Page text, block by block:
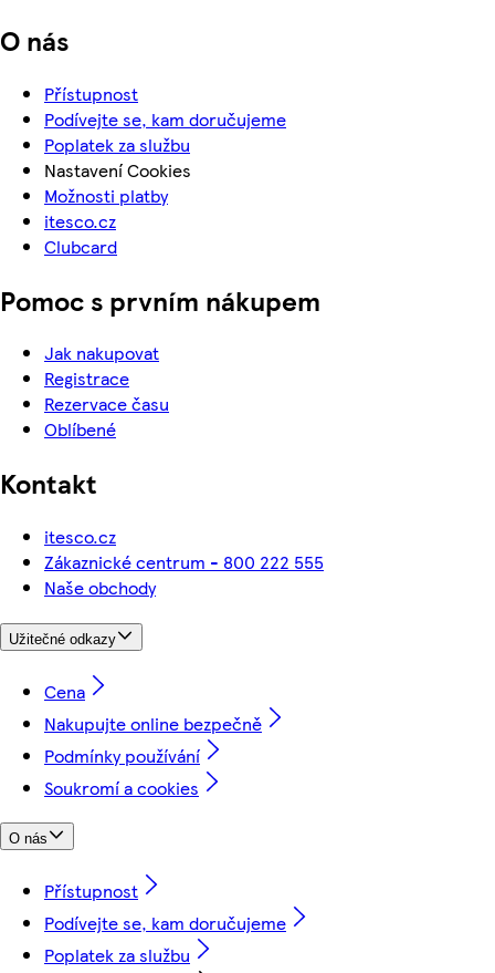
O nás
Přístupnost
Podívejte se, kam doručujeme
Poplatek za službu
Nastavení Cookies
Možnosti platby
itesco.cz
Clubcard
Pomoc s prvním nákupem
Jak nakupovat
Registrace
Rezervace času
Oblíbené
Kontakt
itesco.cz
Zákaznické centrum - 800 222 555
Naše obchody
Užitečné odkazy
Cena
Nakupujte online bezpečně
Podmínky používání
Soukromí a cookies
O nás
Přístupnost
Podívejte se, kam doručujeme
Poplatek za službu